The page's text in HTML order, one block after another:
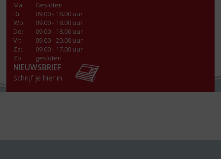
Ma:
Gesloten
Di:
09.00 - 18.00 uur
Wo:
09.00 - 18.00 uur
Do:
09.00 - 18.00 uur
Vr:
09.00 - 20.00 uur
Za:
09.00 - 17.00 uur
Zo:
gesloten
NIEUWSBRIEF
Schrijf je hier in